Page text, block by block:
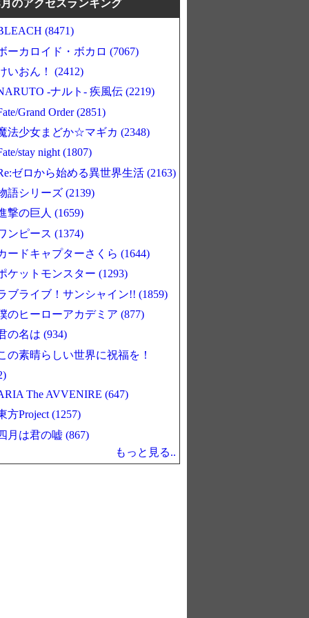
のアクセスランキング
(8471)
ーカロイド・ボカロ (7067)
いおん！ (2412)
-ナルト- 疾風伝 (2219)
Grand Order (2851)
法少女まどか☆マギカ (2348)
stay night (1807)
ゼロから始める異世界生活 (2163)
語シリーズ (2139)
撃の巨人 (1659)
ンピース (1374)
ードキャプターさくら (1644)
ケットモンスター (1293)
ブライブ！サンシャイン!! (1859)
のヒーローアカデミア (877)
の名は (934)
の素晴らしい世界に祝福を！
The AVVENIRE (647)
方Project (1257)
月は君の嘘 (867)
もっと見る..